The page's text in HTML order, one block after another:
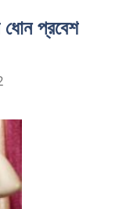
ধোন প্রবেশ